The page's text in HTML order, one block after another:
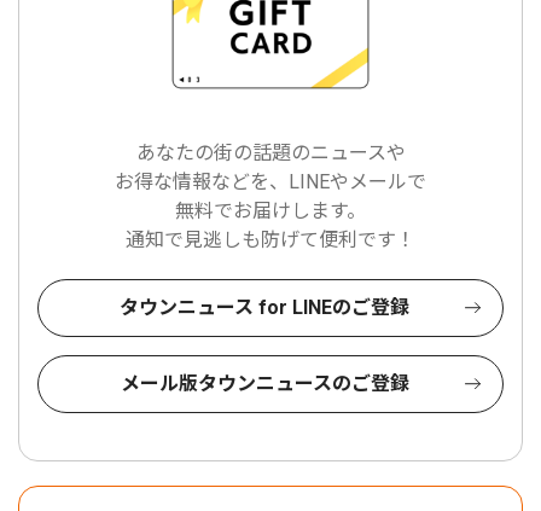
あなたの街の話題のニュースや
お得な情報などを、LINEやメールで
無料でお届けします。
通知で見逃しも防げて便利です！
タウンニュース for LINEのご登録
メール版タウンニュースのご登録